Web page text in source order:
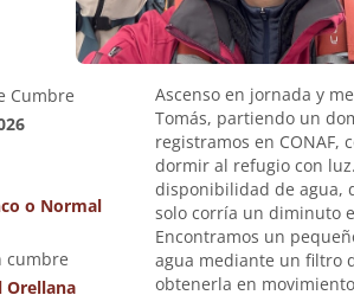
Cumbre
o Normal
cumbre
Orellana
Ascenso en jornada y
Tomás, partiendo un
registramos en CONAF,
dormir al refugio con
disponibilidad de agua,
solo corría un diminuto
Encontramos un
agua mediante un filtro
obtenerla en